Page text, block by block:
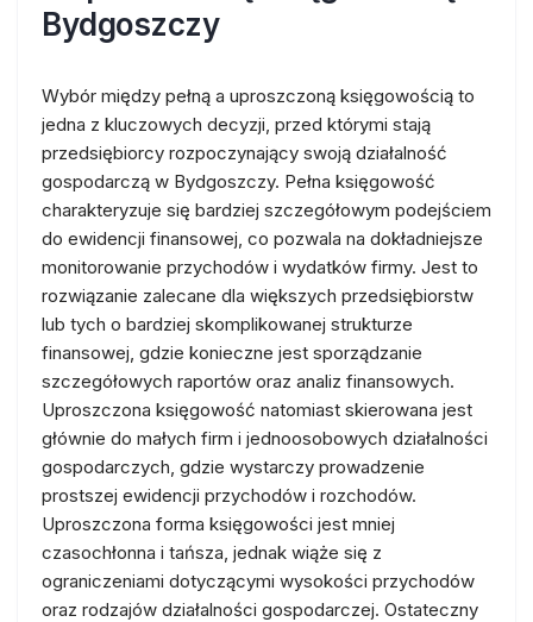
Bydgoszczy
Wybór między pełną a uproszczoną księgowością to
jedna z kluczowych decyzji, przed którymi stają
przedsiębiorcy rozpoczynający swoją działalność
gospodarczą w Bydgoszczy. Pełna księgowość
charakteryzuje się bardziej szczegółowym podejściem
do ewidencji finansowej, co pozwala na dokładniejsze
monitorowanie przychodów i wydatków firmy. Jest to
rozwiązanie zalecane dla większych przedsiębiorstw
lub tych o bardziej skomplikowanej strukturze
finansowej, gdzie konieczne jest sporządzanie
szczegółowych raportów oraz analiz finansowych.
Uproszczona księgowość natomiast skierowana jest
głównie do małych firm i jednoosobowych działalności
gospodarczych, gdzie wystarczy prowadzenie
prostszej ewidencji przychodów i rozchodów.
Uproszczona forma księgowości jest mniej
czasochłonna i tańsza, jednak wiąże się z
ograniczeniami dotyczącymi wysokości przychodów
oraz rodzajów działalności gospodarczej. Ostateczny